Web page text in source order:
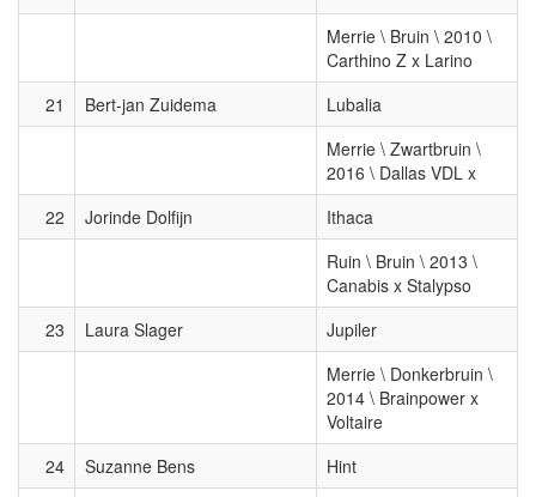
Merrie \ Bruin \ 2010 \
Carthino Z x Larino
21
Bert-jan Zuidema
Lubalia
Merrie \ Zwartbruin \
2016 \ Dallas VDL x
22
Jorinde Dolfijn
Ithaca
Ruin \ Bruin \ 2013 \
Canabis x Stalypso
23
Laura Slager
Jupiler
Merrie \ Donkerbruin \
2014 \ Brainpower x
Voltaire
24
Suzanne Bens
Hint